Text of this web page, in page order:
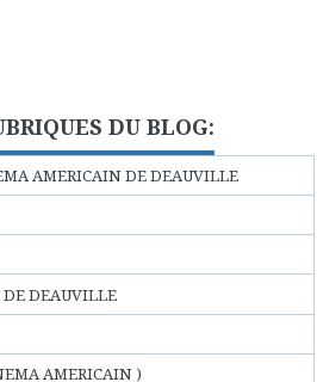
DU BLOG:
AMERICAIN DE DEAUVILLE
DEAUVILLE
AMERICAIN )